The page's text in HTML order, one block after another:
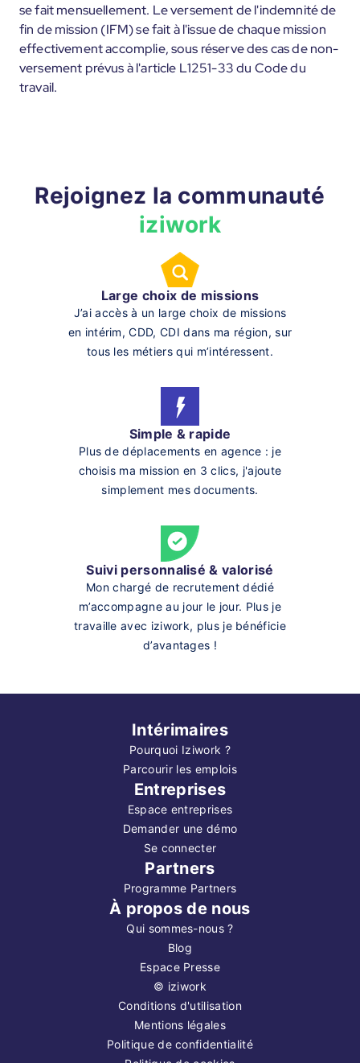
se fait mensuellement. Le versement de l'indemnité de
fin de mission (IFM) se fait à l'issue de chaque mission
effectivement accomplie, sous réserve des cas de non-
versement prévus à l'article L1251-33 du Code du
travail.
Rejoignez la communauté
iziwork
Large choix de missions
J’ai accès à un large choix de missions
en intérim, CDD, CDI dans ma région, sur
tous les métiers qui m’intéressent.
Simple & rapide
Plus de déplacements en agence : je
choisis ma mission en 3 clics, j'ajoute
simplement mes documents.
Suivi personnalisé & valorisé
Mon chargé de recrutement dédié
m’accompagne au jour le jour. Plus je
travaille avec iziwork, plus je bénéficie
d’avantages !
Intérimaires
Pourquoi Iziwork ?
Parcourir les emplois
Entreprises
Espace entreprises
Demander une démo
Se connecter
Partners
Programme Partners
À propos de nous
Qui sommes-nous ?
Blog
Espace Presse
© iziwork
Conditions d'utilisation
Mentions légales
Politique de confidentialité